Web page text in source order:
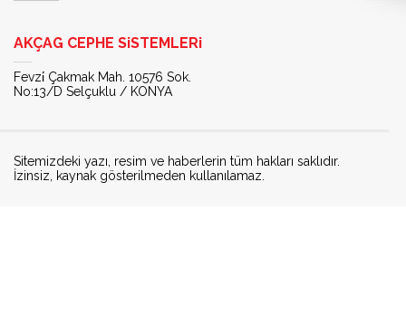
AKÇAG CEPHE SiSTEMLERi
Fevzi̇ Çakmak Mah. 10576 Sok.
No:13/D Selçuklu / KONYA
Sitemizdeki yazı, resim ve haberlerin tüm hakları saklıdır.
İzinsiz, kaynak gösterilmeden kullanılamaz.